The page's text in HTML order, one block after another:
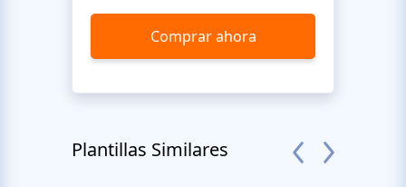
Comprar ahora
Plantillas Similares